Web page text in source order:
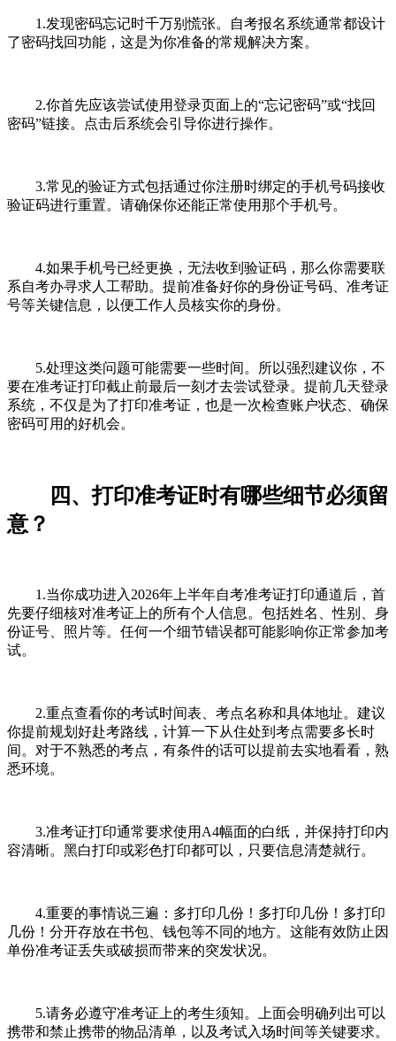
1.发现密码忘记时千万别慌张。自考报名系统通常都设计
了密码找回功能，这是为你准备的常规解决方案。
2.你首先应该尝试使用登录页面上的“忘记密码”或“找回
密码”链接。点击后系统会引导你进行操作。
3.常见的验证方式包括通过你注册时绑定的手机号码接收
验证码进行重置。请确保你还能正常使用那个手机号。
4.如果手机号已经更换，无法收到验证码，那么你需要联
系自考办寻求人工帮助。提前准备好你的身份证号码、准考证
号等关键信息，以便工作人员核实你的身份。
5.处理这类问题可能需要一些时间。所以强烈建议你，不
要在准考证打印截止前最后一刻才去尝试登录。提前几天登录
系统，不仅是为了打印准考证，也是一次检查账户状态、确保
密码可用的好机会。
四、打印准考证时有哪些细节必须留
意？
1.当你成功进入2026年上半年自考准考证打印通道后，首
先要仔细核对准考证上的所有个人信息。包括姓名、性别、身
份证号、照片等。任何一个细节错误都可能影响你正常参加考
试。
2.重点查看你的考试时间表、考点名称和具体地址。建议
你提前规划好赴考路线，计算一下从住处到考点需要多长时
间。对于不熟悉的考点，有条件的话可以提前去实地看看，熟
悉环境。
3.准考证打印通常要求使用A4幅面的白纸，并保持打印内
容清晰。黑白打印或彩色打印都可以，只要信息清楚就行。
4.重要的事情说三遍：多打印几份！多打印几份！多打印
几份！分开存放在书包、钱包等不同的地方。这能有效防止因
单份准考证丢失或破损而带来的突发状况。
5.请务必遵守准考证上的考生须知。上面会明确列出可以
携带和禁止携带的物品清单，以及考试入场时间等关键要求。